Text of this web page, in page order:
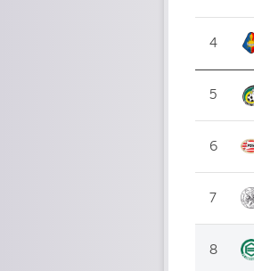
4
5
6
7
8